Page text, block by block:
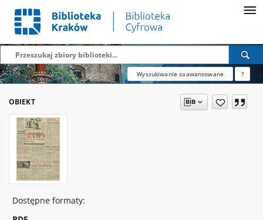
Wyszukiwanie zaawansowane ?
OBIEKT
Dostępne formaty: